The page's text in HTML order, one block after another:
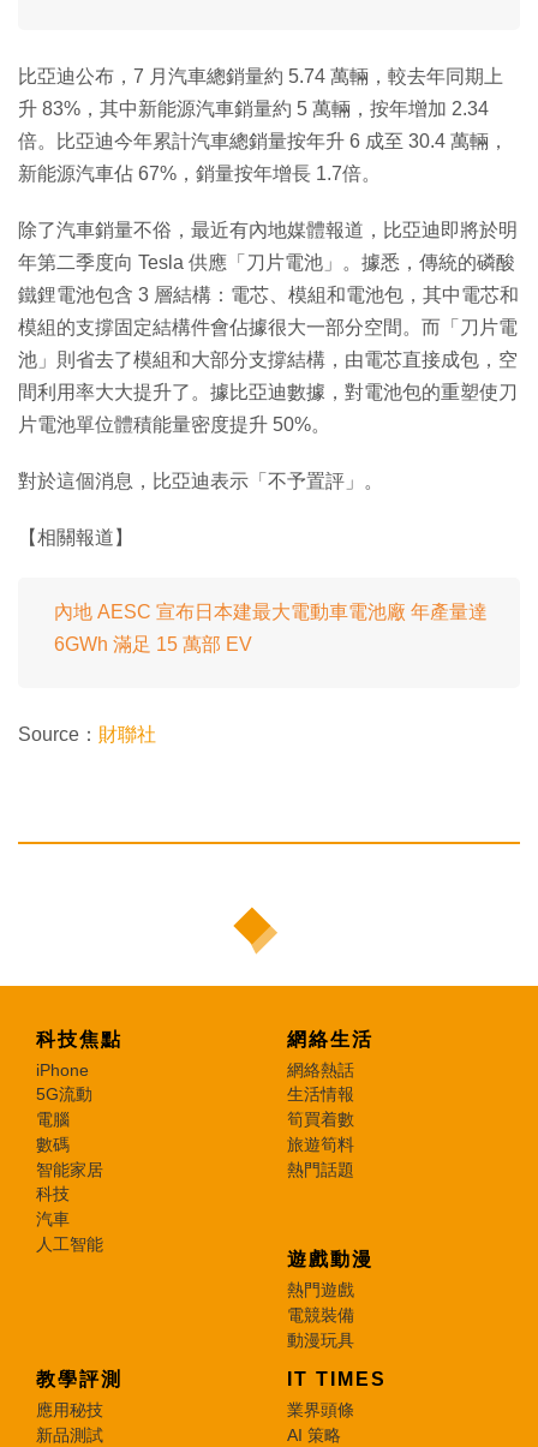
比亞迪公布，7 月汽車總銷量約 5.74 萬輛，較去年同期上
升 83%，其中新能源汽車銷量約 5 萬輛，按年增加 2.34
倍。比亞迪今年累計汽車總銷量按年升 6 成至 30.4 萬輛，
新能源汽車佔 67%，銷量按年增長 1.7倍。
除了汽車銷量不俗，最近有內地媒體報道，比亞迪即將於明
年第二季度向 Tesla 供應「刀片電池」。據悉，傳統的磷酸
鐵鋰電池包含 3 層結構：電芯、模組和電池包，其中電芯和
模組的支撐固定結構件會佔據很大一部分空間。而「刀片電
池」則省去了模組和大部分支撐結構，由電芯直接成包，空
間利用率大大提升了。據比亞迪數據，對電池包的重塑使刀
片電池單位體積能量密度提升 50%。
對於這個消息，比亞迪表示「不予置評」。
【相關報道】
內地 AESC 宣布日本建最大電動車電池廠 年產量達
6GWh 滿足 15 萬部 EV
Source： 財聯社
科技焦點
iPhone
5G流動
電腦
數碼
智能家居
科技
汽車
人工智能
網絡生活
網絡熱話
生活情報
筍買着數
旅遊筍料
熱門話題
遊戲動漫
熱門遊戲
電競裝備
動漫玩具
教學評測
應用秘技
新品測試
IT TIMES
業界頭條
AI 策略